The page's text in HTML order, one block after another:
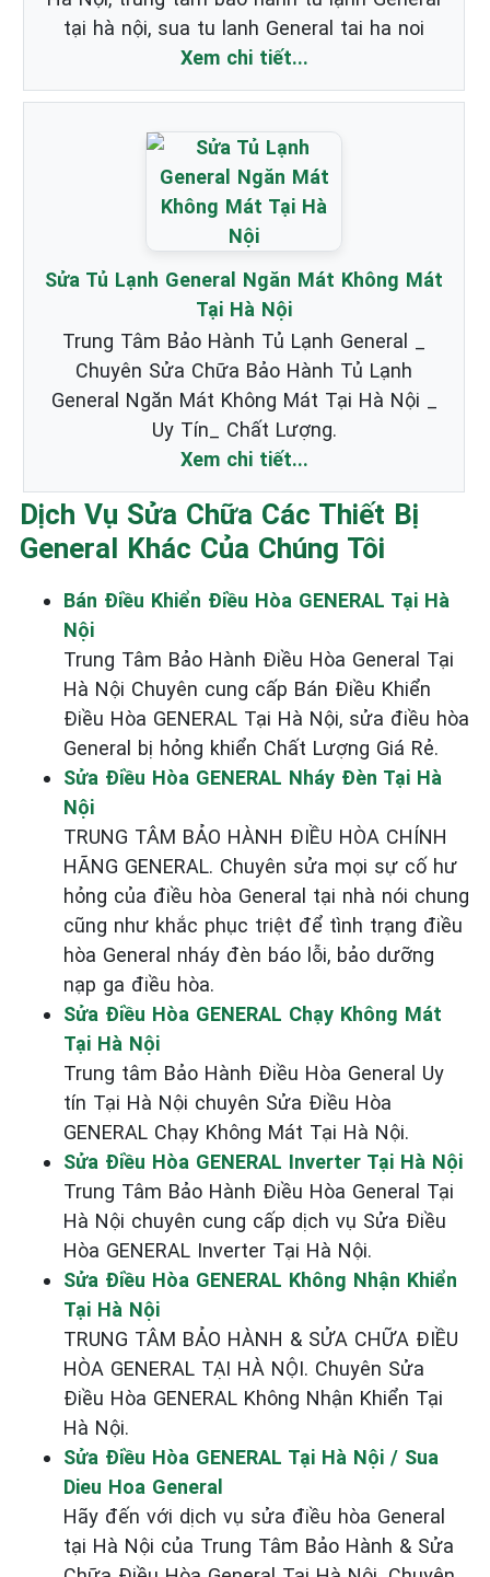
tại hà nội, sua tu lanh General tai ha noi
Xem chi tiết...
Sửa Tủ Lạnh General Ngăn Mát Không Mát
Tại Hà Nội
Trung Tâm Bảo Hành Tủ Lạnh General _
Chuyên Sửa Chữa Bảo Hành Tủ Lạnh
General Ngăn Mát Không Mát Tại Hà Nội _
Uy Tín_ Chất Lượng.
Xem chi tiết...
Dịch Vụ Sửa Chữa Các Thiết Bị
General Khác Của Chúng Tôi
Bán Điều Khiển Điều Hòa GENERAL Tại Hà
Nội
Trung Tâm Bảo Hành Điều Hòa General Tại
Hà Nội Chuyên cung cấp Bán Điều Khiển
Điều Hòa GENERAL Tại Hà Nội, sửa điều hòa
General bị hỏng khiển Chất Lượng Giá Rẻ.
Sửa Điều Hòa GENERAL Nháy Đèn Tại Hà
Nội
TRUNG TÂM BẢO HÀNH ĐIỀU HÒA CHÍNH
HÃNG GENERAL. Chuyên sửa mọi sự cố hư
hỏng của điều hòa General tại nhà nói chung
cũng như khắc phục triệt để tình trạng điều
hòa General nháy đèn báo lỗi, bảo dưỡng
nạp ga điều hòa.
Sửa Điều Hòa GENERAL Chạy Không Mát
Tại Hà Nội
Trung tâm Bảo Hành Điều Hòa General Uy
tín Tại Hà Nội chuyên Sửa Điều Hòa
GENERAL Chạy Không Mát Tại Hà Nội.
Sửa Điều Hòa GENERAL Inverter Tại Hà Nội
Trung Tâm Bảo Hành Điều Hòa General Tại
Hà Nội chuyên cung cấp dịch vụ Sửa Điều
Hòa GENERAL Inverter Tại Hà Nội.
Sửa Điều Hòa GENERAL Không Nhận Khiển
Tại Hà Nội
TRUNG TÂM BẢO HÀNH & SỬA CHỮA ĐIỀU
HÒA GENERAL TẠI HÀ NỘI. Chuyên Sửa
Điều Hòa GENERAL Không Nhận Khiển Tại
Hà Nội.
Sửa Điều Hòa GENERAL Tại Hà Nội / Sua
Dieu Hoa General
Hãy đến với dịch vụ sửa điều hòa General
tại Hà Nội của Trung Tâm Bảo Hành & Sửa